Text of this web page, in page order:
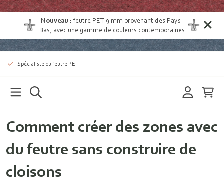
Nouveau :feutre PET 9 mm provenant des Pays-
Bas , avec une gamme de couleurs contemporaines
Spécialiste du feutre PET
Comment créer des zones avec
du feutre sans construire de
cloisons